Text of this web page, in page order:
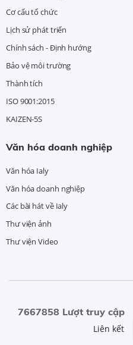
Cơ cấu tổ chức
Lịch sử phát triển
Chính sách - Định hướng
Bảo vệ môi trường
Thành tích
ISO 9001:2015
KAIZEN-5S
Văn hóa doanh nghiệp
Văn hóa Ialy
Văn hóa doanh nghiệp
Các bài hát về Ialy
Thư viện ảnh
Thư viện Video
7667858 Lượt truy cập
Liên kết